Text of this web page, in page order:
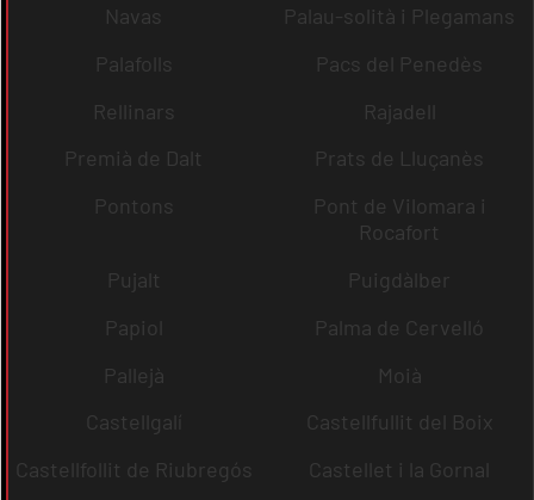
Navas
Palau-solità i Plegamans
Palafolls
Pacs del Penedès
Rellinars
Rajadell
Premià de Dalt
Prats de Lluçanès
Pontons
Pont de Vilomara i
Rocafort
Pujalt
Puigdàlber
Papiol
Palma de Cervelló
Pallejà
Moià
Castellgalí
Castellfullit del Boix
Castellfollit de Riubregós
Castellet i la Gornal